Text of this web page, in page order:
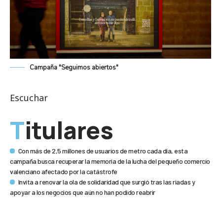
Campaña "Seguimos abiertos"
Escuchar
Titulares
Con más de 2,5 millones de usuarios de metro cada día, esta
campaña busca recuperar la memoria de la lucha del pequeño comercio
valenciano afectado por la catástrofe
Invita a renovar la ola de solidaridad que surgió tras las riadas y
apoyar a los negocios que aún no han podido reabrir